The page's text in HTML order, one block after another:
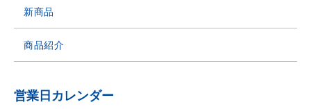
新商品
商品紹介
営業日カレンダー